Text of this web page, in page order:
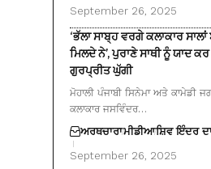
September 26, 2025
‘ਭੱਲਾ ਸਾਬ੍ਹ ਵਰਗੇ ਕਲਾਕਾਰ
ਮਿਲਦੇ ਨੇ’, ਪੁਰਾਣੇ ਸਾਥੀ ਨੂੰ ਯਾਦ
ਗੁਰਪ੍ਰੀਤ ਘੁੱਗੀ
ਮੋਹਾਲੀ ਪੰਜਾਬੀ ਸਿਨੇਮਾ ਅਤੇ ਕਾਮੇਡੀ
ਕਲਾਕਾਰ ਜਸਵਿੰਦਰ…
ਅਰਥਚਾਰਾਮੀਡੀਆਸ਼ਿਵ ਇੰਦਰ
September 26, 2025